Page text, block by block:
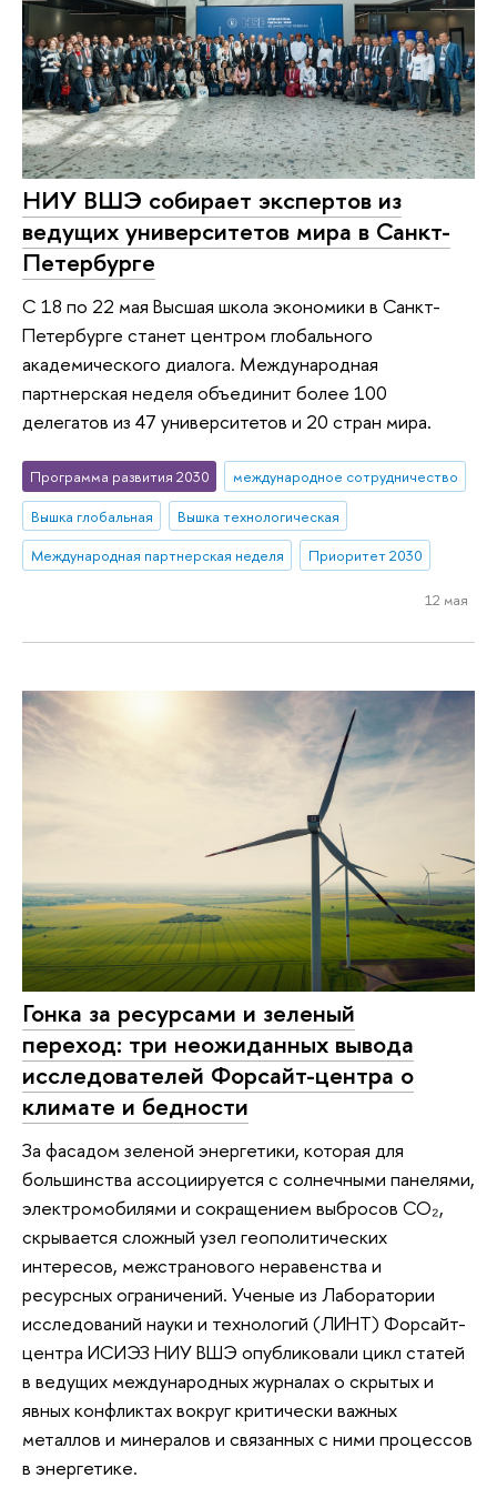
НИУ ВШЭ собирает экспертов из
ведущих университетов мира в Санкт-
Петербурге
С 18 по 22 мая Высшая школа экономики в Санкт-
Петербурге станет центром глобального
академического диалога. Международная
партнерская неделя объединит более 100
делегатов из 47 университетов и 20 стран мира.
Программа развития 2030
международное сотрудничество
Вышка глобальная
Вышка технологическая
Международная партнерская неделя
Приоритет 2030
12 мая
Гонка за ресурсами и зеленый
переход: три неожиданных вывода
исследователей Форсайт-центра о
климате и бедности
За фасадом зеленой энергетики, которая для
большинства ассоциируется с солнечными панелями,
электромобилями и сокращением выбросов СО₂,
скрывается сложный узел геополитических
интересов, межстранового неравенства и
ресурсных ограничений. Ученые из Лаборатории
исследований науки и технологий (ЛИНТ) Форсайт-
центра ИСИЭЗ НИУ ВШЭ опубликовали цикл статей
в ведущих международных журналах о скрытых и
явных конфликтах вокруг критически важных
металлов и минералов и связанных с ними процессов
в энергетике.